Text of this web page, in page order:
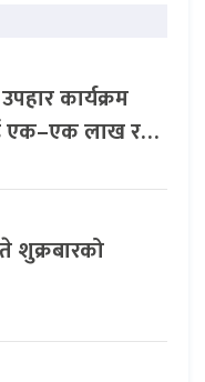
कार्यक्रम
एक–एक लाख र…
शुक्रबारको